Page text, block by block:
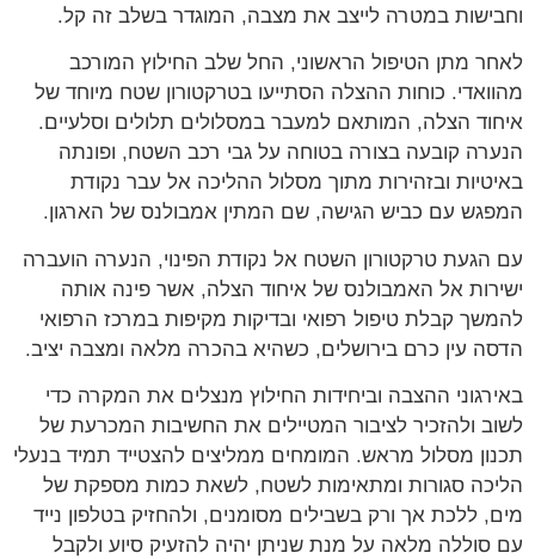
במטרה לייצב את מצבה, המוגדר בשלב זה קל.
מתן הטיפול הראשוני, החל שלב החילוץ המורכב
כוחות ההצלה הסתייעו בטרקטורון שטח מיוחד של
הצלה, המותאם למעבר במסלולים תלולים וסלעיים.
קובעה בצורה בטוחה על גבי רכב השטח, ופונתה
ובזהירות מתוך מסלול ההליכה אל עבר נקודת
עם כביש הגישה, שם המתין אמבולנס של הארגון.
טרקטורון השטח אל נקודת הפינוי, הנערה הועברה
אל האמבולנס של איחוד הצלה, אשר פינה אותה
קבלת טיפול רפואי ובדיקות מקיפות במרכז הרפואי
עין כרם בירושלים, כשהיא בהכרה מלאה ומצבה יציב.
ההצבה וביחידות החילוץ מנצלים את המקרה כדי
ולהזכיר לציבור המטיילים את החשיבות המכרעת של
מסלול מראש. המומחים ממליצים להצטייד תמיד בנעלי
סגורות ומתאימות לשטח, לשאת כמות מספקת של
ללכת אך ורק בשבילים מסומנים, ולהחזיק בטלפון נייד
מלאה על מנת שניתן יהיה להזעיק סיוע ולקבל